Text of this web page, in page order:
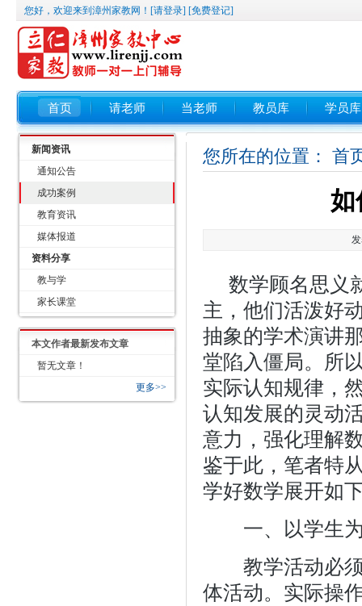
您好，欢迎来到漳州家教网！ [请登录] [免费登记]
首页 请老师 当老师 教员库 学员库
新闻资讯
通知公告
成功案例
教育资讯
媒体报道
资料分享
教与学
家长课堂
本文作者最新发布文章
暂无文章！
更多>>
您所在的位置： 首
如
数学顾名思义
主，他们活泼好
抽象的学术演讲
堂陷入僵局。所
实际认知规律，
认知发展的灵动
意力，强化理解
鉴于此，笔者特
学好数学展开如
一、以学生为
教学活动必须
体活动。实际操